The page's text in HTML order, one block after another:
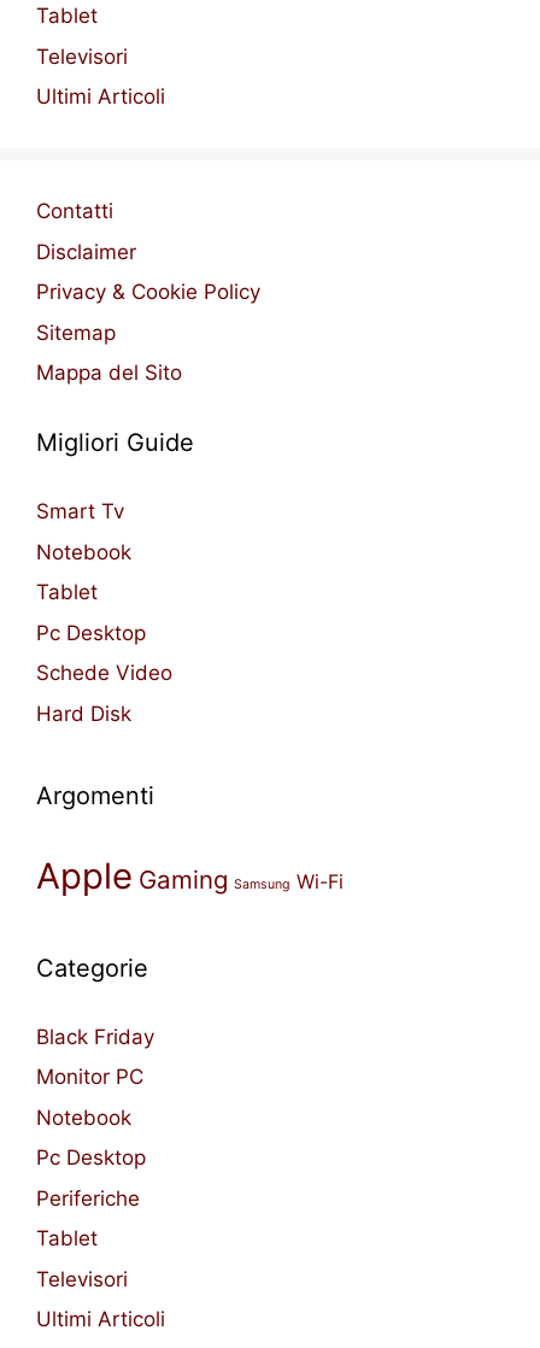
Tablet
Televisori
Ultimi Articoli
Contatti
Disclaimer
Privacy & Cookie Policy
Sitemap
Mappa del Sito
Migliori Guide
Smart Tv
Notebook
Tablet
Pc Desktop
Schede Video
Hard Disk
Argomenti
Apple Gaming Samsung Wi-Fi
Categorie
Black Friday
Monitor PC
Notebook
Pc Desktop
Periferiche
Tablet
Televisori
Ultimi Articoli